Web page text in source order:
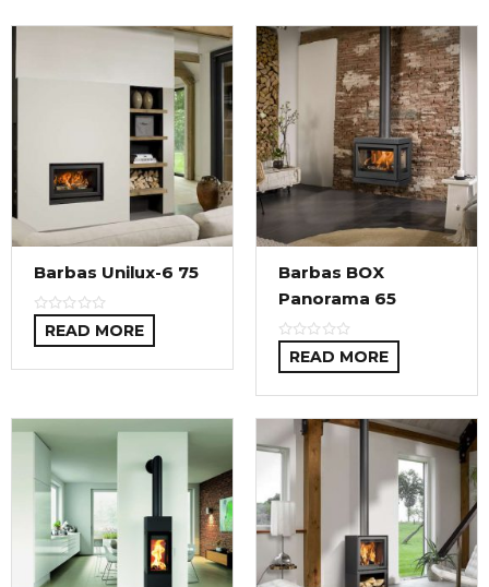
Barbas Unilux-6 75
READ MORE
Barbas BOX
Panorama 65
READ MORE